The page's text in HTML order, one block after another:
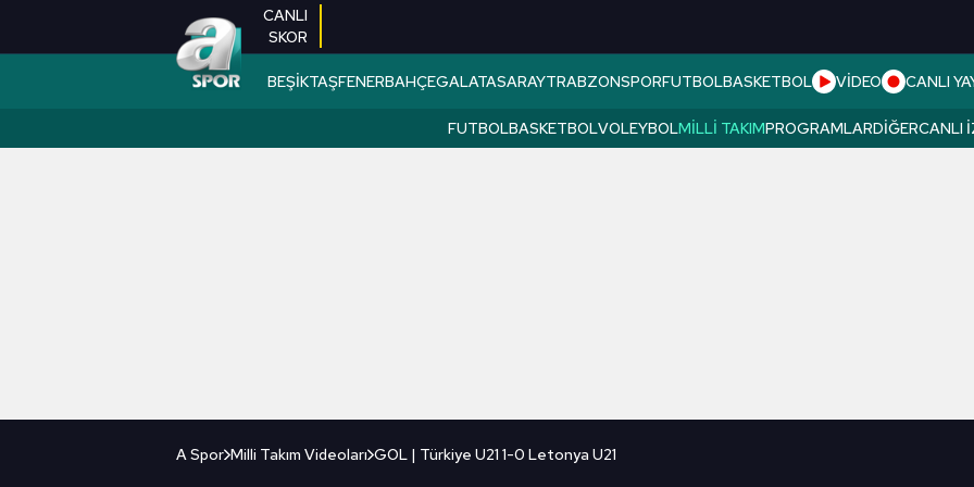
CANLI
SKOR
BEŞİKTAŞFENERBAHÇEGALATASARAYTRABZONSPORFUTBOLBASKETBOL VİDEO CANLI
FUTBOLBASKETBOLVOLEYBOLMILLI TAKIMPROGRAMLARDIĞERCANLI
A Spor Milli Takım Videoları GOL | Türkiye U21 1-0 Letonya U21